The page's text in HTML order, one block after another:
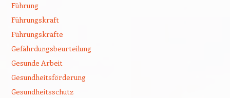
Führung
Führungskraft
Führungskräfte
Gefährdungsbeurteilung
Gesunde Arbeit
Gesundheitsförderung
Gesundheitsschutz